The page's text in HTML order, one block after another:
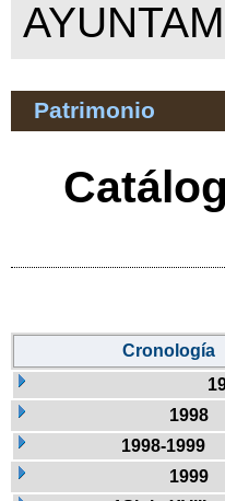
Patrimonio
Cronología
1998
1998-1999
1999